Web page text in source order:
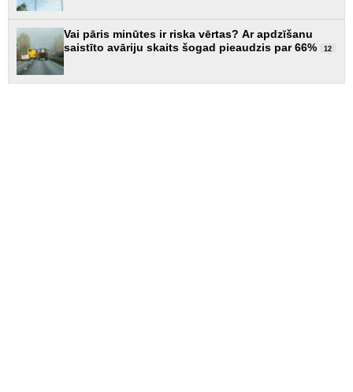
Vai pāris minūtes ir riska vērtas? Ar apdzīšanu
saistīto avāriju skaits šogad pieaudzis par 66%
12